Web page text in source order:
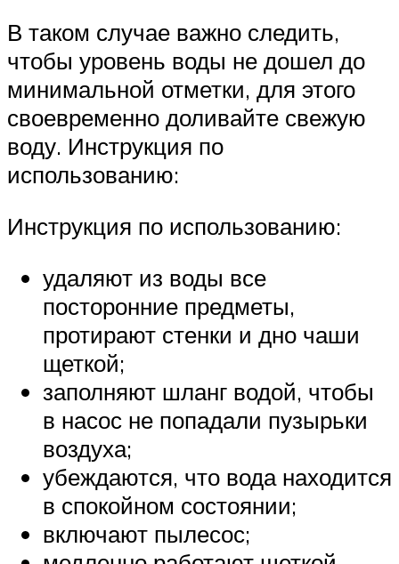
В таком случае важно следить,
чтобы уровень воды не дошел до
минимальной отметки, для этого
своевременно доливайте свежую
воду. Инструкция по
использованию:
Инструкция по использованию:
удаляют из воды все
посторонние предметы,
протирают стенки и дно чаши
щеткой;
заполняют шланг водой, чтобы
в насос не попадали пузырьки
воздуха;
убеждаются, что вода находится
в спокойном состоянии;
включают пылесос;